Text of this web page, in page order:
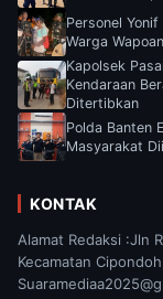
Personel
Warga
Kapolsek
Kendaraan
Ditertibkan
Polda Banten
Masyarakat
KONTAK
Alamat Redaksi :Jln
Kecamatan